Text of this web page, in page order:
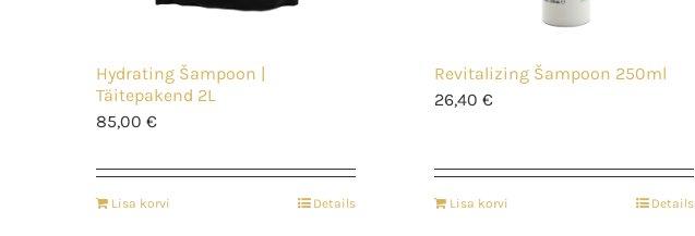
Hydrating Šampoon |
Täitepakend 2L
85,00 €
Lisa korvi Details
Revitalizing Šampoon 250ml
26,40 €
Lisa korvi Details